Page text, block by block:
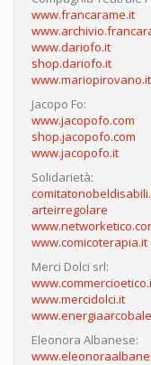
www.francarame.it
www.dariofo.it
shop.dariofo.it
www.mariopirovano.it
Jacopo Fo:
www.jacopofo.com
shop.jacopofo.com
www.jacopofo.it
Solidarietà:
arteirregolare
www.comicoterapia.it
Merci Dolci srl:
www.mercidolci.it
Eleonora Albanese: